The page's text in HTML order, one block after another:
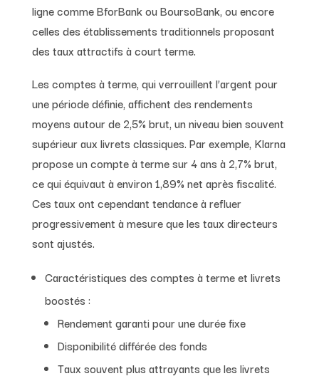
ligne comme BforBank ou BoursoBank, ou encore
celles des établissements traditionnels proposant
des taux attractifs à court terme.
Les comptes à terme, qui verrouillent l’argent pour
une période définie, affichent des rendements
moyens autour de 2,5% brut, un niveau bien souvent
supérieur aux livrets classiques. Par exemple, Klarna
propose un compte à terme sur 4 ans à 2,7% brut,
ce qui équivaut à environ 1,89% net après fiscalité.
Ces taux ont cependant tendance à refluer
progressivement à mesure que les taux directeurs
sont ajustés.
Caractéristiques des comptes à terme et livrets
boostés :
Rendement garanti pour une durée fixe
Disponibilité différée des fonds
Taux souvent plus attrayants que les livrets